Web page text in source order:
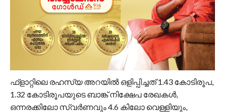
ഫ്‌ളാറ്റിലെ രഹസ്യ അറയില്‍ ഒളിപ്പിച്ചത് 1.43 കോടിരൂപ,
1.32 കോടിരൂപയുടെ ബാങ്ക് നിക്ഷേപ രേഖകൾ,
ഒന്നരക്കിലോ സ്വര്‍ണവും 4.6 കിലോ വെള്ളിയും,